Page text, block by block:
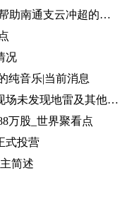
每日速读!南京城市队官宣：上赛季帮助南通支云冲超的特拉奥雷加盟
况
纯音乐|当前消息
国际原子能机构：扎波罗热核电站现场未发现地雷及其他爆炸物
万股_世界聚看点
式投营
简述